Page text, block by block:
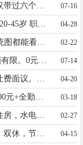
07-16
04-28
本人熟练使用CAD画图软件，草图、系统图都能看懂，有画图需求的加微信13393195713。门禁监控弱电可上门安装维修。 02-22
店商豹邢台运营公司诚招代理服务商名额有限。0元申请店商豹服务商，区县限额100名，躺赚系统。微信13930970578 07-14
04-20
03-18
桥东区东华路王快村出租临街门市也可住房，水电齐全，价格低有意者可联系16796368165同微信 02-27
桥西北国附近招聘机关保洁，两名，女，双休，节假日休息，工资面议，联系电话:19131916888 04-15